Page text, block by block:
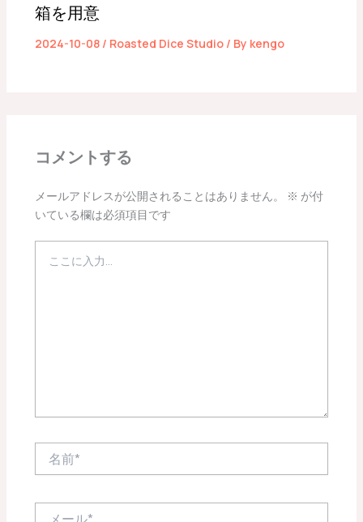
箱を用意
2024-10-08 / Roasted Dice Studio/ By kengo
コメントする
メールアドレスが公開されることはありません。 ※ が付
いている欄は必須項目です